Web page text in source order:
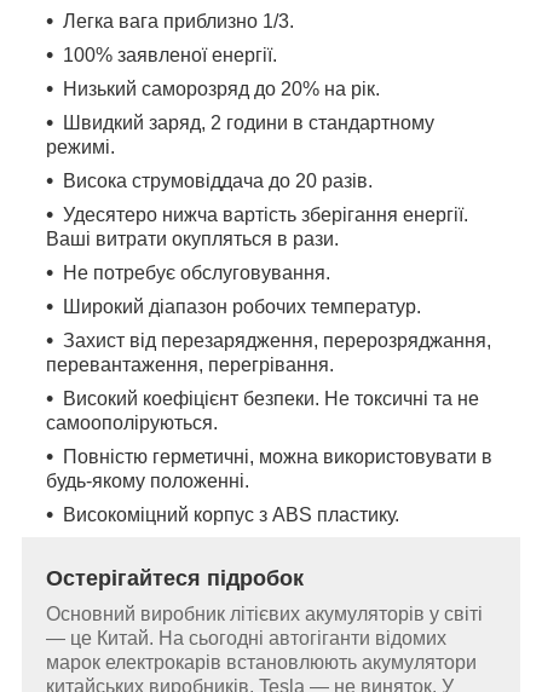
Легка вага приблизно 1/3.
100% заявленої енергії.
Низький саморозряд до 20% на рік.
Швидкий заряд, 2 години в стандартному
режимі.
Висока струмовіддача до 20 разів.
Удесятеро нижча вартість зберігання енергії.
Ваші витрати окупляться в рази.
Не потребує обслуговування.
Широкий діапазон робочих температур.
Захист від перезарядження, перерозряджання,
перевантаження, перегрівання.
Високий коефіцієнт безпеки. Не токсичні та не
самоополіруються.
Повністю герметичні, можна використовувати в
будь-якому положенні.
Високоміцний корпус з ABS пластику.
Остерігайтеся підробок
Основний виробник літієвих акумуляторів у світі
— це Китай. На сьогодні автогіганти відомих
марок електрокарів встановлюють акумулятори
китайських виробників. Tesla — не виняток. У